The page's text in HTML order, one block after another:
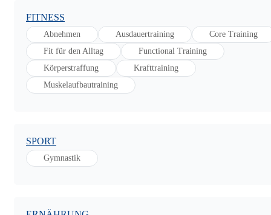
FITNESS
Abnehmen Ausdauertraining
Core Training
Fit für den Alltag
Functional Training
Körperstraffung
Krafttraining
Muskelaufbautraining
SPORT
Gymnastik